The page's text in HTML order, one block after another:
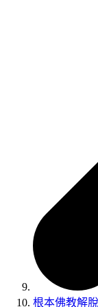
根本佛教解